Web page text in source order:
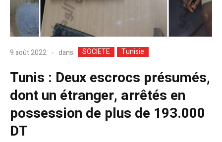
9 août 2022 dans SOCIETE Tunisie
Tunis : Deux escrocs présumés,
dont un étranger, arrêtés en
possession de plus de 193.000
DT